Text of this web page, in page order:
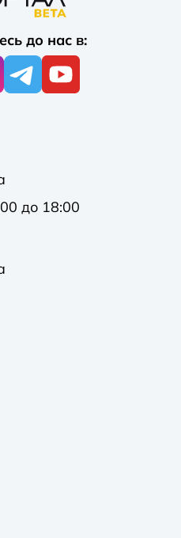
до нас в:
до 18:00